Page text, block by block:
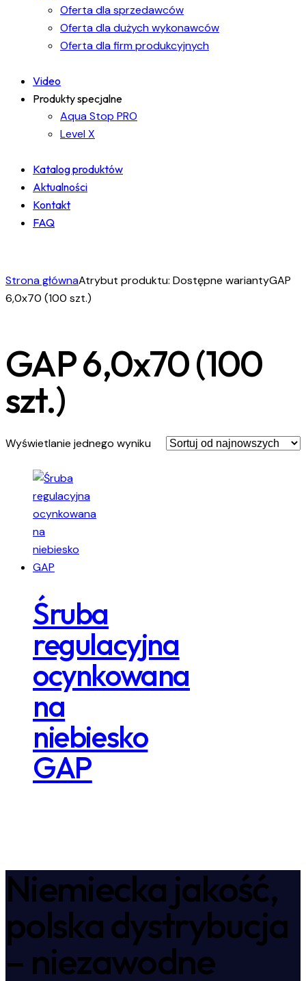
Oferta dla sprzedawców
Oferta dla dużych wykonawców
Oferta dla firm produkcyjnych
Video
Produkty specjalne
Aqua Stop PRO
Level X
Katalog produktów
Aktualności
Kontakt
FAQ
1
Strona głównaAtrybut produktu: Dostępne wariantyGAP
6,0x70 (100 szt.)
GAP 6,0x70 (100
szt.)
Wyświetlanie jednego wyniku
Śruba
regulacyjna
ocynkowana
na
niebiesko
GAP
Niemiecka jakość,
polska dystrybucja
– niezawodne